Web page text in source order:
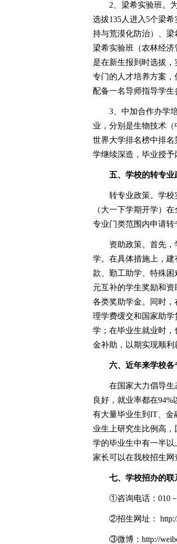
2、梁希实验班。为
选拔135人进入5个梁
持与荒漠化防治）、梁
梁希实验班（农林经
是在新生报到时选拔
专门的人才培养方案
配备一名导师指导学生
3、中加合作办学培
业，分别是生物技术
世界大学排名榜中排名
学继续深造，毕业授予
五、学校的转专
转专业政策。学校实
（大一下学期开学）
专业门类范围内申请转
资助政策。首先，学
学。在具体措施上，
款、勤工助学、特殊困
元互补的学生奖励和
各类奖助学金。同时
理学费缓交和国家助
学；在毕业生就业时
金补助，以期实现顺利
六、近年来学校
在国家大力倡导生态
良好，就业率都在
有大量毕业生到IT、金
业生上研究生比例高
学的毕业生中有一半
家长可以在我校招生网
七、学校招办的联
①咨询电话：010－
②招生网址： http://
③微博：http://